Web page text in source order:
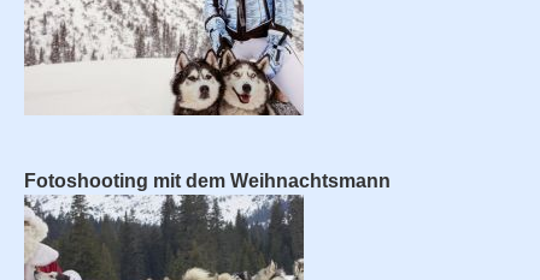
Fotoshooting mit dem Weihnachtsmann